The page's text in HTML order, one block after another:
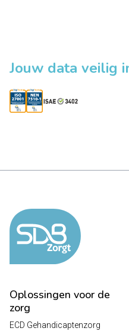
Jouw data veilig
Oplossingen voor de
zorg
ECD Gehandicaptenzorg